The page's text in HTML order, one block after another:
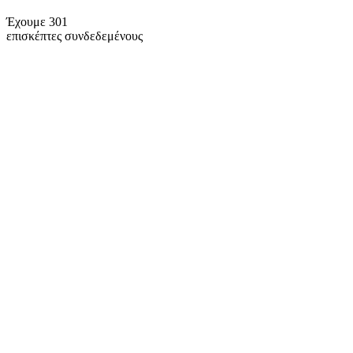
Έχουμε 301
επισκέπτες συνδεδεμένους